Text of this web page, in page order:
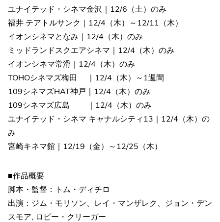
ユナイテッド・シネマ金沢｜12/6（土）のみ
福井 テアトルサンク｜12/4（木）～12/11（木）
イオンシネマとなみ｜12/4（木）のみ
ミッドランドスクエアシネマ｜12/4（木）のみ
イオンシネマ常滑｜12/4（木）のみ
TOHOシネマズ梅田 ｜12/4（木）～1週間
109シネマズHAT神戸｜12/4（木）のみ
109シネマズ広島 ｜12/4（木）のみ
ユナイテッド・シネマ キャナルシティ13｜12/4（木）の
み
宮崎キネマ館｜12/19（金）～12/25（木）
■作品概要
脚本・監督：トム・ディチロ
出演：ジム・モリソン、レイ・マンザレク、ジョン・デン
スモア, ロビー・クリーガー